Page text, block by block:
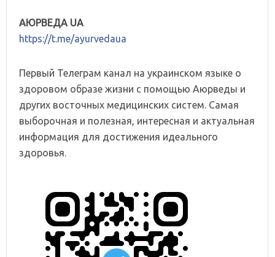
АЮРВЕДА UA
https://t.me/ayurvedaua
Первый Телеграм канал на украинском языке о
здоровом образе жизни с помощью Аюрведы и
других восточных медицинских систем. Самая
выборочная и полезная, интересная и актуальная
информация для достижения идеального
здоровья.